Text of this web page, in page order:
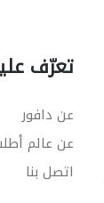
تعرّف
عن دافور
عن عالم
اتصل بنا